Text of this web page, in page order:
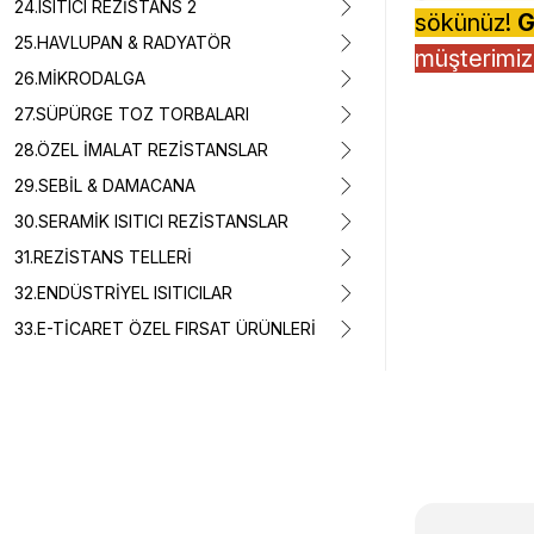
24.ISITICI REZİSTANS 2
25.HAVLUPAN & RADYATÖR
26.MİKRODALGA
27.SÜPÜRGE TOZ TORBALARI
28.ÖZEL İMALAT REZİSTANSLAR
29.SEBİL & DAMACANA
30.SERAMİK ISITICI REZİSTANSLAR
31.REZİSTANS TELLERİ
32.ENDÜSTRİYEL ISITICILAR
33.E-TİCARET ÖZEL FIRSAT ÜRÜNLERİ
sökünüz!